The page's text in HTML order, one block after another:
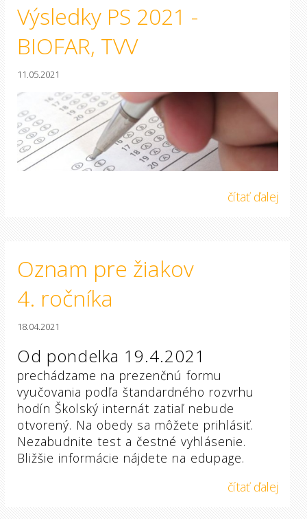
Výsledky PS 2021 -
BIOFAR, TVV
11.05.2021
čítať ďalej
Oznam pre žiakov
4. ročníka
18.04.2021
Od pondelka 19.4.2021
prechádzame na prezenčnú formu
vyučovania podľa štandardného rozvrhu
hodín Školský internát zatiaľ nebude
otvorený. Na obedy sa môžete prihlásiť.
Nezabudnite test a čestné vyhlásenie.
Bližšie informácie nájdete na edupage.
čítať ďalej